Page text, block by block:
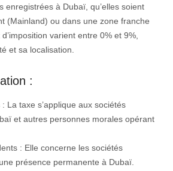
enregistrées à Dubaï, qu’elles soient
(Mainland) ou dans une zone franche
varient entre 0% et 9%,
et sa localisation.
:
La taxe s’applique aux sociétés
et autres personnes morales opérant
: Elle concerne les sociétés
présence permanente à Dubaï.